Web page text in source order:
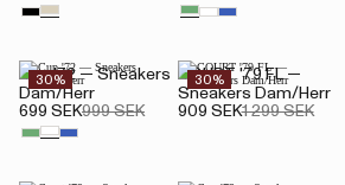
30%
Cup '72 — Sneakers
Dam/Herr
699 SEK999 SEK
30%
COURT '79 FL —
Sneakers Dam/Herr
909 SEK1 299 SEK